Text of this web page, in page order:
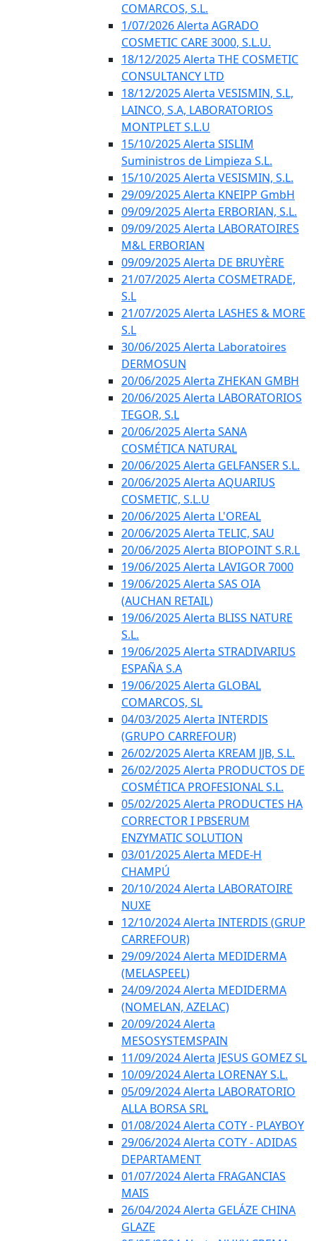
COMARCOS, S.L.
1/07/2026 Alerta AGRADO
COSMETIC CARE 3000, S.L.U.
18/12/2025 Alerta THE COSMETIC
CONSULTANCY LTD
18/12/2025 Alerta VESISMIN, S.L,
LAINCO, S.A, LABORATORIOS
MONTPLET S.L.U
15/10/2025 Alerta SISLIM
Suministros de Limpieza S.L.
15/10/2025 Alerta VESISMIN, S.L.
29/09/2025 Alerta KNEIPP GmbH
09/09/2025 Alerta ERBORIAN, S.L.
09/09/2025 Alerta LABORATOIRES
M&L ERBORIAN
09/09/2025 Alerta DE BRUYÈRE
21/07/2025 Alerta COSMETRADE,
S.L
21/07/2025 Alerta LASHES & MORE
S.L
30/06/2025 Alerta Laboratoires
DERMOSUN
20/06/2025 Alerta ZHEKAN GMBH
20/06/2025 Alerta LABORATORIOS
TEGOR, S.L
20/06/2025 Alerta SANA
COSMÉTICA NATURAL
20/06/2025 Alerta GELFANSER S.L.
20/06/2025 Alerta AQUARIUS
COSMETIC, S.L.U
20/06/2025 Alerta L'OREAL
20/06/2025 Alerta TELIC, SAU
20/06/2025 Alerta BIOPOINT S.R.L
19/06/2025 Alerta LAVIGOR 7000
19/06/2025 Alerta SAS OIA
(AUCHAN RETAIL)
19/06/2025 Alerta BLISS NATURE
S.L.
19/06/2025 Alerta STRADIVARIUS
ESPAÑA S.A
19/06/2025 Alerta GLOBAL
COMARCOS, SL
04/03/2025 Alerta INTERDIS
(GRUPO CARREFOUR)
26/02/2025 Alerta KREAM JJB, S.L.
26/02/2025 Alerta PRODUCTOS DE
COSMÉTICA PROFESIONAL S.L.
05/02/2025 Alerta PRODUCTES HA
CORRECTOR I PBSERUM
ENZYMATIC SOLUTION
03/01/2025 Alerta MEDE-H
CHAMPÚ
20/10/2024 Alerta LABORATOIRE
NUXE
12/10/2024 Alerta INTERDIS (GRUP
CARREFOUR)
29/09/2024 Alerta MEDIDERMA
(MELASPEEL)
24/09/2024 Alerta MEDIDERMA
(NOMELAN, AZELAC)
20/09/2024 Alerta
MESOSYSTEMSPAIN
11/09/2024 Alerta JESUS GOMEZ SL
10/09/2024 Alerta LORENAY S.L.
05/09/2024 Alerta LABORATORIO
ALLA BORSA SRL
01/08/2024 Alerta COTY - PLAYBOY
29/06/2024 Alerta COTY - ADIDAS
DEPARTAMENT
01/07/2024 Alerta FRAGANCIAS
MAIS
26/04/2024 Alerta GELÁZE CHINA
GLAZE